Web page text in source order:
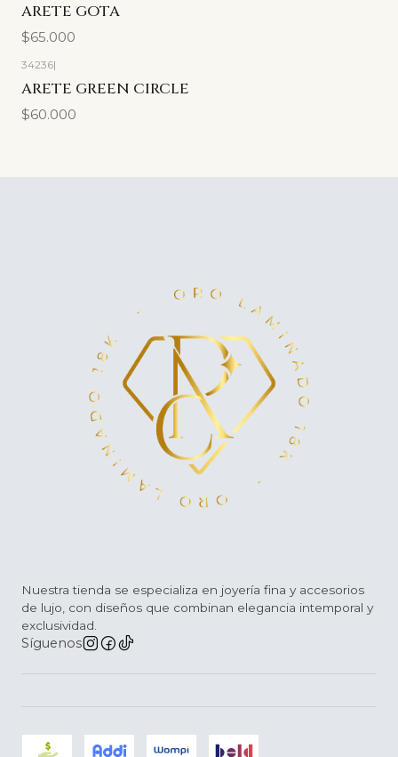
ARETE GOTA
$65.000
34236|
ARETE GREEN CIRCLE
$60.000
Nuestra tienda se especializa en joyería fina y accesorios
de lujo, con diseños que combinan elegancia intemporal y
exclusividad.
Síguenos